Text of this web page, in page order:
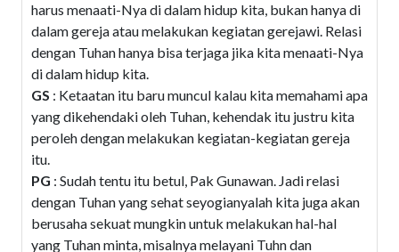
harus menaati-Nya di dalam hidup kita, bukan hanya di
dalam gereja atau melakukan kegiatan gerejawi. Relasi
dengan Tuhan hanya bisa terjaga jika kita menaati-Nya
di dalam hidup kita.
GS : Ketaatan itu baru muncul kalau kita memahami apa
yang dikehendaki oleh Tuhan, kehendak itu justru kita
peroleh dengan melakukan kegiatan-kegiatan gereja
itu.
PG : Sudah tentu itu betul, Pak Gunawan. Jadi relasi
dengan Tuhan yang sehat seyogianyalah kita juga akan
berusaha sekuat mungkin untuk melakukan hal-hal
yang Tuhan minta, misalnya melayani Tuhn dan